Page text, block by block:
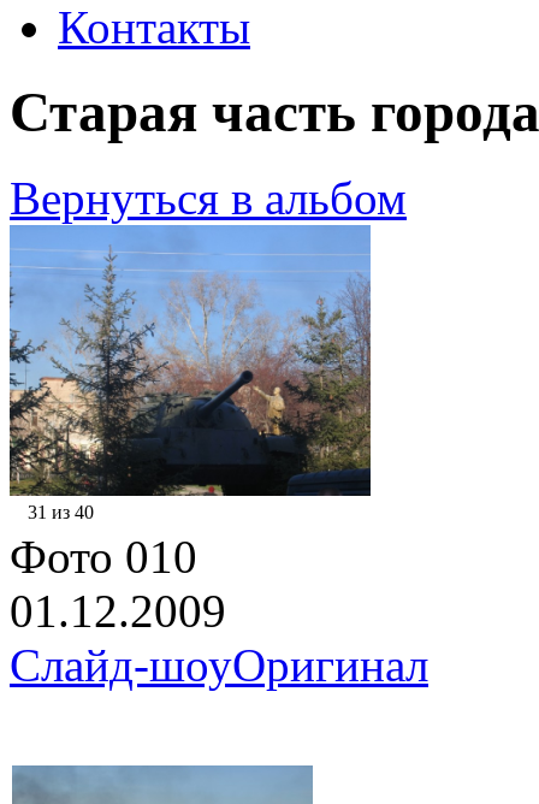
Контакты
Старая часть
Вернуться в альбом
31 из 40
Фото 010
01.12.2009
Слайд-шоуОригинал